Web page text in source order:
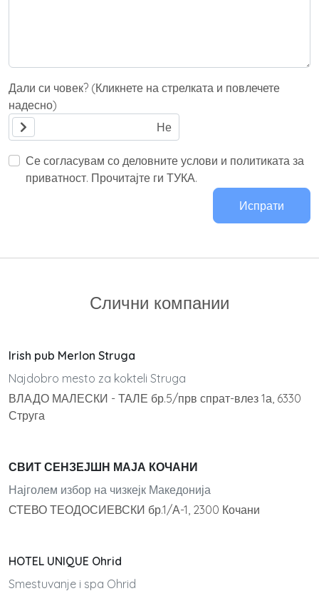
Дали си човек? (Кликнете на стрелката и повлечете
надесно)
Се согласувам со деловните услови и политиката за
приватност. Прочитајте ги ТУКА.
Испрати
Слични компании
Irish pub Merlon Struga
Najdobro mesto za kokteli Struga
ВЛАДО МАЛЕСКИ - ТАЛЕ бр.5/прв спрат-влез 1а, 6330
Струга
СВИТ СЕНЗЕЈШН МАЈА КОЧАНИ
Најголем избор на чизкејк Македонија
СТЕВО ТЕОДОСИЕВСКИ бр.1/А-1, 2300 Кочани
HOTEL UNIQUE Ohrid
Smestuvanje i spa Ohrid